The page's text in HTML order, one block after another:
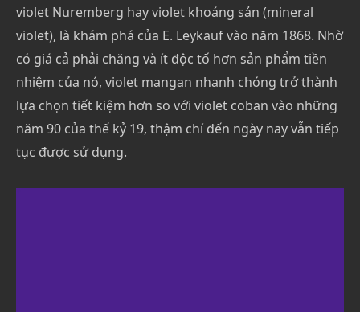
violet Nuremberg hay violet khoáng sản (mineral
violet), là khám phá của E. Leykauf vào năm 1868. Nhờ
có giá cả phải chăng và ít độc tố hơn sản phẩm tiền
nhiệm của nó, violet mangan nhanh chóng trở thành
lựa chọn tiết kiệm hơn so với violet coban vào những
năm 90 của thế kỷ 19, thậm chí đến ngày nay vẫn tiếp
tục được sử dụng.